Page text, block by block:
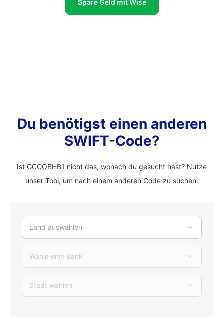
Spare Geld mit Wise
Du benötigst einen anderen
SWIFT-Code?
Ist GCCOBHB1 nicht das, wonach du gesucht hast? Nutze
unser Tool, um nach einem anderen Code zu suchen.
Land auswählen
Wähle eine Bank
Stadt wählen